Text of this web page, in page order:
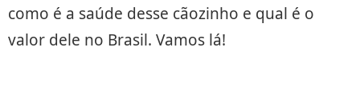
como é a saúde desse cãozinho e qual é o
valor dele no Brasil. Vamos lá!